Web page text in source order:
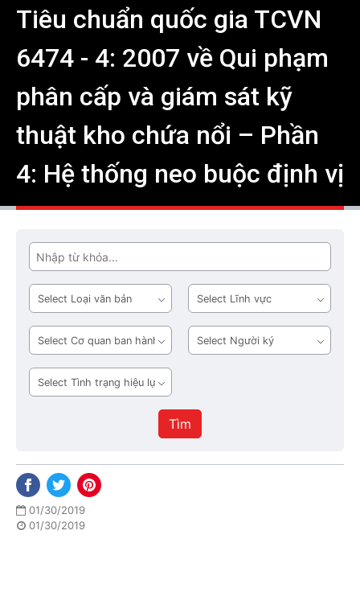
Tiêu chuẩn quốc gia TCVN
6474 - 4: 2007 về Qui phạm
phân cấp và giám sát kỹ
thuật kho chứa nổi – Phần
4: Hệ thống neo buộc định vị
Tìm
Loại
văn
bản
Lĩnh
vực
Cơ
quan
ban
hành
Người
ký
Tình
trạng
Tìm
01/30/2019
01/30/2019